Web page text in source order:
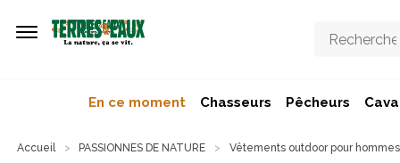
En ce moment Chasseurs Pêcheurs
Accueil PASSIONNES DE NATURE Vêtements outdoor pour hommes